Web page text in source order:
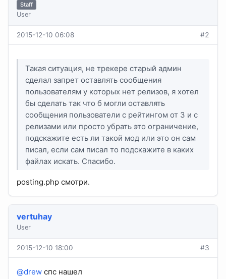
Staff
User
2015-12-10 06:08 #2
Такая ситуация, не трекере старый админ
сделал запрет оставлять сообщения
пользователям у которых нет релизов, я хотел
бы сделать так что б могли оставлять
сообщения пользователи с рейтингом от 3 и с
релизами или просто убрать это ограничение,
подскажите есть ли такой мод или это он сам
писал, если сам писал то подскажите в каких
файлах искать. Спасибо.
posting.php смотри.
vertuhay
User
2015-12-10 18:00 #3
@drew спс нашел